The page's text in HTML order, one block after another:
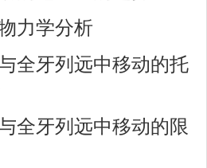
力学分析
全牙列远中移动的托
全牙列远中移动的限